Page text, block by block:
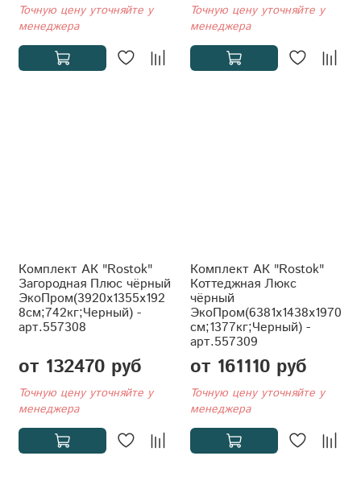
Точную цену уточняйте у
менеджера
Точную цену уточняйте у
менеджера
Комплект АК "Rostok"
Загородная Плюс чёрный
ЭкоПром(3920x1355x192
8см;742кг;Черный) -
арт.557308
от 132470 руб
Точную цену уточняйте у
менеджера
Комплект АК "Rostok"
Коттеджная Люкс
чёрный
ЭкоПром(6381x1438x1970
см;1377кг;Черный) -
арт.557309
от 161110 руб
Точную цену уточняйте у
менеджера